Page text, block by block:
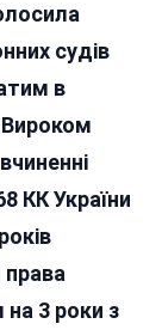
судів
в
Вироком
КК України
3 роки з